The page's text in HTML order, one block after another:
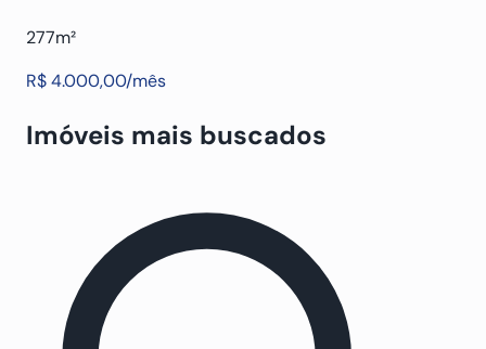
277m²
R$ 4.000,00/mês
Imóveis mais buscados